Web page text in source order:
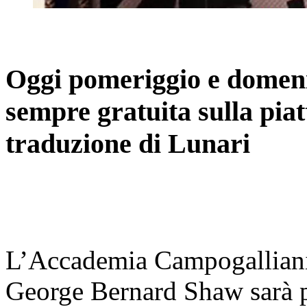
Oggi pomeriggio e
sempre gratuita sulla
traduzione di Lunari
L’Accademia
George Bernard Shaw